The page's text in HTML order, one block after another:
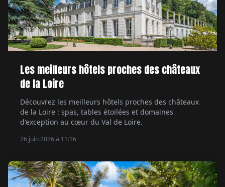
Les meilleurs hôtels proches des châteaux
de la Loire
Découvrez les meilleurs hôtels proches des châteaux
de la Loire : spas, tables étoilées et domaines
d'exception au cœur du Val de Loire.
26 juin 2026 à 11:16